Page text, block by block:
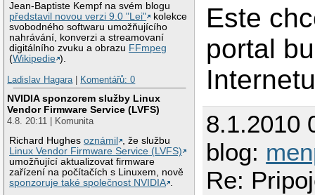
Jean-Baptiste Kempf na svém blogu
představil novou verzi 9.0 "Lei"
kolekce
svobodného softwaru umožňujícího
nahrávání, konverzi a streamovaní
digitálního zvuku a obrazu FFmpeg
(Wikipedie ).
Ladislav Hagara| Komentářů: 0
NVIDIA sponzorem služby Linux
Vendor Firmware Service (LVFS)
4.8. 20:11 | Komunita
Richard Hughesoznámil
, že službu
Linux Vendor Firmware Service (LVFS)
umožňující aktualizovat firmware
zařízení na počítačích s Linuxem, nově
sponzoruje také společnost NVIDIA .
Este
portal
8.1.2010
blog:
Re: